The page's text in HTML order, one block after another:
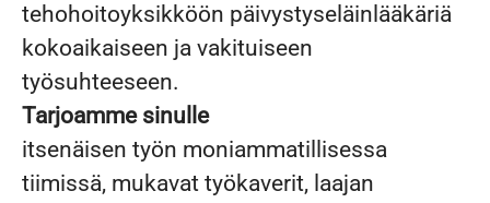
tehohoitoyksikköön päivystyseläinlääkäriä
kokoaikaiseen ja vakituiseen
työsuhteeseen.
Tarjoamme sinulle
itsenäisen työn moniammatillisessa
tiimissä, mukavat työkaverit, laajan